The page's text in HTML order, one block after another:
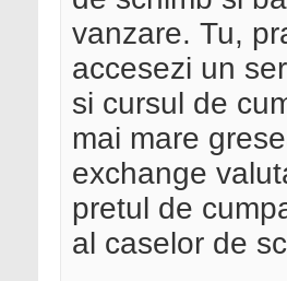
vanzare. Tu,
accesezi un
si cursul de
mai mare
exchange
pretul de
al caselor de